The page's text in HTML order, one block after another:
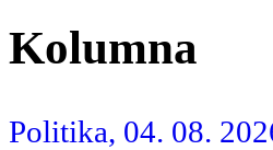
Kolumna
Politika, 04. 08.